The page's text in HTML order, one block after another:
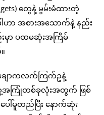
တွေနဲ့ မွမ်းမံထားတဲ့
ာ အစားအသောက်နဲ့ နည်း
ာ ပထမဆုံးအကြိမ်
ျောကလက်ကြက်ဥနဲ့
ကြုံတစ်ခုလုံးအတွက် ဖြစ်
ါ်မူတည်ပြီး နောက်ဆုံး